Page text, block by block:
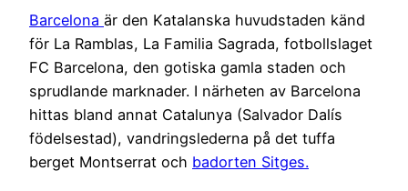
Barcelona är den Katalanska huvudstaden känd
för La Ramblas, La Familia Sagrada, fotbollslaget
FC Barcelona, den gotiska gamla staden och
sprudlande marknader. I närheten av Barcelona
hittas bland annat Catalunya (Salvador Dalís
födelsestad), vandringslederna på det tuffa
berget Montserrat och badorten Sitges.